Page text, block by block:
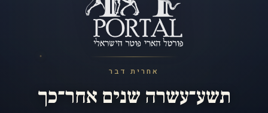
אחרית דבר
תשע־עשרה שנים אחר־כך